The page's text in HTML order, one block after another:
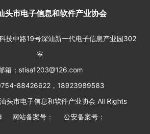
头市电子信息和软件产业协会
技中路19号深汕新一代电子信息产业园302
室
箱： stisa1203@126.com
88426622，18923989583
汕头市电子信息和软件产业协会 All Rights
网站备案号： 公安备案号：